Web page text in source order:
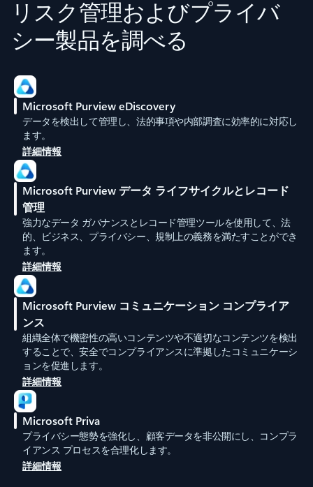
リスク管理およびプライバ
シー製品を調べる
Microsoft Purview eDiscovery
データを検出して管理し、法的事項や内部調査に効率的に対応し
ます。
詳細情報
Microsoft Purview データ ライフサイクルとレコード
管理
強力なデータ ガバナンスとレコード管理ツールを使用して、法
的、ビジネス、プライバシー、規制上の義務を満たすことができ
ます。
詳細情報
Microsoft Purview コミュニケーション コンプライア
ンス
組織全体で機密性の高いコンテンツや不適切なコンテンツを検出
することで、安全でコンプライアンスに準拠したコミュニケーシ
ョンを促進します。
詳細情報
Microsoft Priva
プライバシー態勢を強化し、顧客データを非公開にし、コンプラ
イアンス プロセスを合理化します。
詳細情報